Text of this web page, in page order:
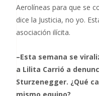
Aerolíneas para que se
dice la Justicia, no yo.
asociación ilícita.
–Esta semana se
a Lilita Carrió a
Sturzenegger. ¿Qué